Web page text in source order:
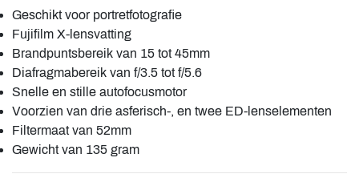
Geschikt voor portretfotografie
Fujifilm X-lensvatting
Brandpuntsbereik van 15 tot 45mm
Diafragmabereik van f/3.5 tot f/5.6
Snelle en stille autofocusmotor
Voorzien van drie asferisch-, en twee ED-lenselementen
Filtermaat van 52mm
Gewicht van 135 gram